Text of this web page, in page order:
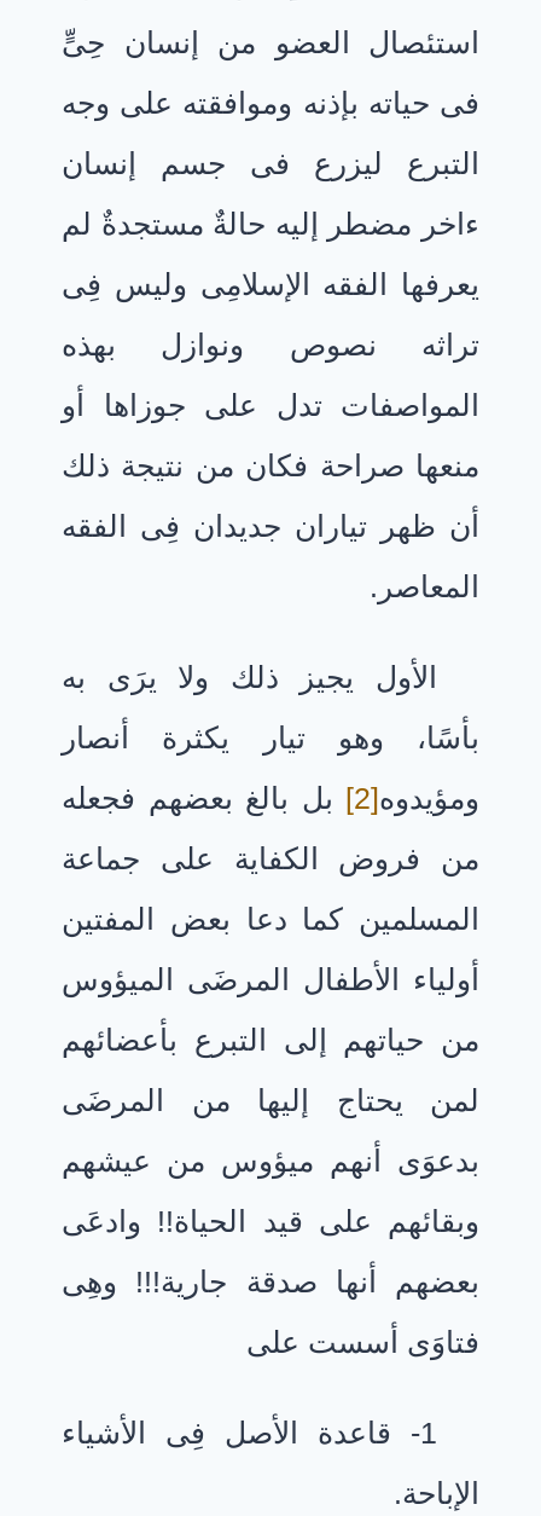
استئصال العضو من إنسان حِىٍّ
فى حياته بإذنه وموافقته على وجه
التبرع ليزرع فى جسم إنسان
ءاخر مضطر إليه حالةٌ مستجدةٌ لم
يعرفها الفقه الإسلامِى وليس فِى
تراثه نصوص ونوازل بهذه
المواصفات تدل على جوزاها أو
منعها صراحة فكان من نتيجة ذلك
أن ظهر تياران جديدان فِى الفقه
المعاصر.
الأول يجيز ذلك ولا يرَى به
بأسًا، وهو تيار يكثرة أنصار
ومؤيدوه[2]
بل بالغ بعضهم فجعله
من فروض الكفاية على جماعة
المسلمين كما دعا بعض المفتين
أولياء الأطفال المرضَى الميؤوس
من حياتهم إلى التبرع بأعضائهم
لمن يحتاج إليها من المرضَى
بدعوَى أنهم ميؤوس من عيشهم
وبقائهم على قيد الحياة!! وادعَى
بعضهم أنها صدقة جارية!!! وهِى
فتاوَى أسست على
1- قاعدة الأصل فِى الأشياء
الإباحة.